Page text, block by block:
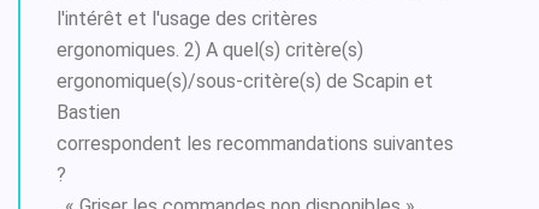
l'intérêt et l'usage des critères
ergonomiques. 2) A quel(s) critère(s)
ergonomique(s)/sous-critère(s) de Scapin et
Bastien
correspondent les recommandations suivantes
?